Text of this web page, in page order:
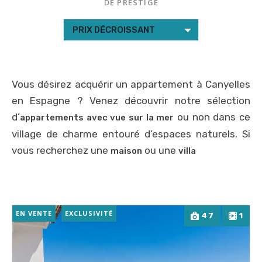
DE PRESTIGE
PRIX DÉCROISSANT
Vous désirez acquérir un appartement à Canyelles
en Espagne ? Venez découvrir notre sélection
d’appartements avec vue sur la mer ou non dans ce
village de charme entouré d’espaces naturels. Si
vous recherchez une maison ou une villa
47 1
EN VENTE EXCLUSIVITÉ